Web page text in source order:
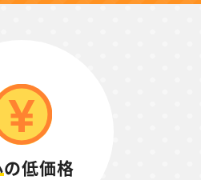
の低価格